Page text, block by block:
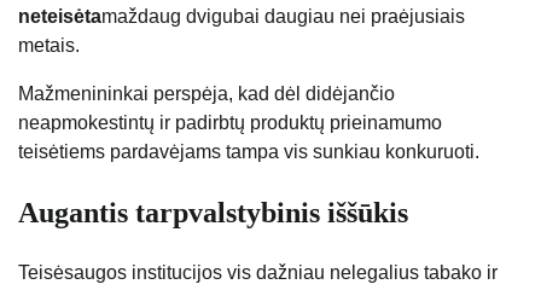
neteisėtamaždaug dvigubai daugiau nei praėjusiais
metais.
Mažmenininkai perspėja, kad dėl didėjančio
neapmokestintų ir padirbtų produktų prieinamumo
teisėtiems pardavėjams tampa vis sunkiau konkuruoti.
Augantis tarpvalstybinis iššūkis
Teisėsaugos institucijos vis dažniau nelegalius tabako ir